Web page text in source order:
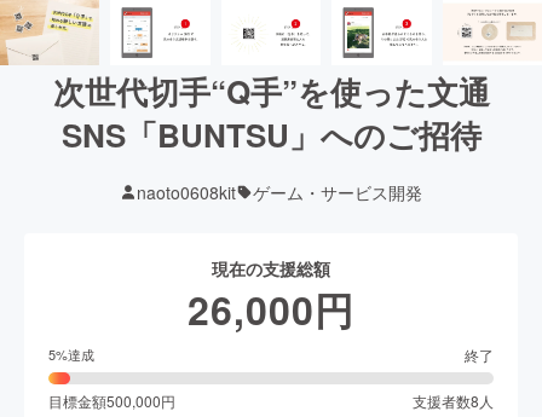
次世代切手“Q手”を使った文通
SNS「BUNTSU」へのご招待
naoto0608kit ゲーム・サービス開発
現在の支援総額
26,000円
5%達成 終了
目標金額500,000円 支援者数8 人